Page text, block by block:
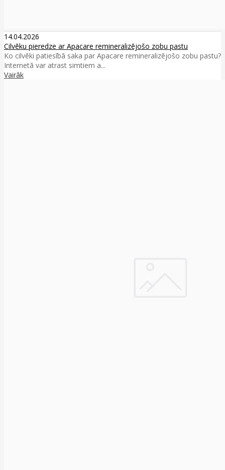
14.04.2026
Cilvēku pieredze ar Apacare remineralizējošo zobu pastu
Ko cilvēki patiesībā saka par Apacare remineralizējošo zobu pastu?
Internetā var atrast simtiem a...
Vairāk